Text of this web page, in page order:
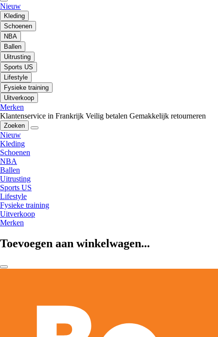
Nieuw
Kleding
Schoenen
NBA
Ballen
Uitrusting
Sports US
Lifestyle
Fysieke training
Uitverkoop
Merken
Klantenservice in Frankrijk Veilig betalen Gemakkelijk retourneren
Zoeken
Nieuw
Kleding
Schoenen
NBA
Ballen
Uitrusting
Sports US
Lifestyle
Fysieke training
Uitverkoop
Merken
Toevoegen aan winkelwagen...